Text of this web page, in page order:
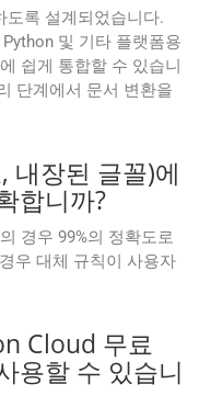
도록 설계되었습니다.
Python 및 기타 플랫폼용
쉽게 통합할 수 있습니
단계에서 문서 변환을
내장된 글꼴)에
합니까?
경우 99%의 정확도로
우 대체 규칙이 사용자
Cloud 무료
용할 수 있습니